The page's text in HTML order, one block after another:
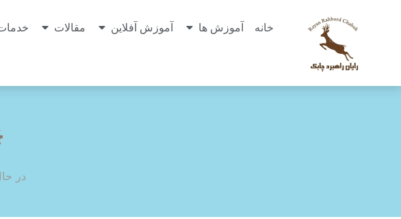
خانه آموزش ها آموزش آفلاین مقالات
در